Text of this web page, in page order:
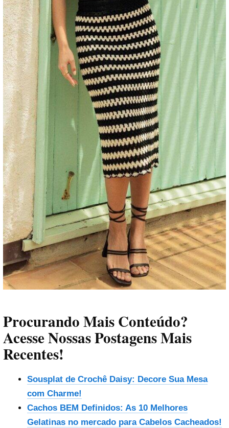
Procurando Mais Conteúdo?
Acesse Nossas Postagens Mais
Recentes!
Sousplat de Crochê Daisy: Decore Sua Mesa
com Charme!
Cachos BEM Definidos: As 10 Melhores
Gelatinas no mercado para Cabelos Cacheados!